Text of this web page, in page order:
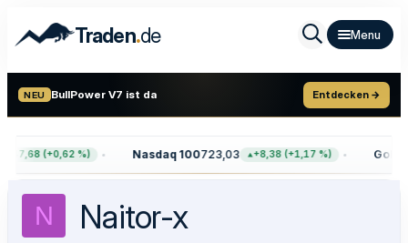
Traden.de
NEU BullPower V7 ist da Entdecken →
+47,68 (+0,62 %) Nasdaq 100723,03 +8,38 (+1,17 %) Gold
N Naitor-x